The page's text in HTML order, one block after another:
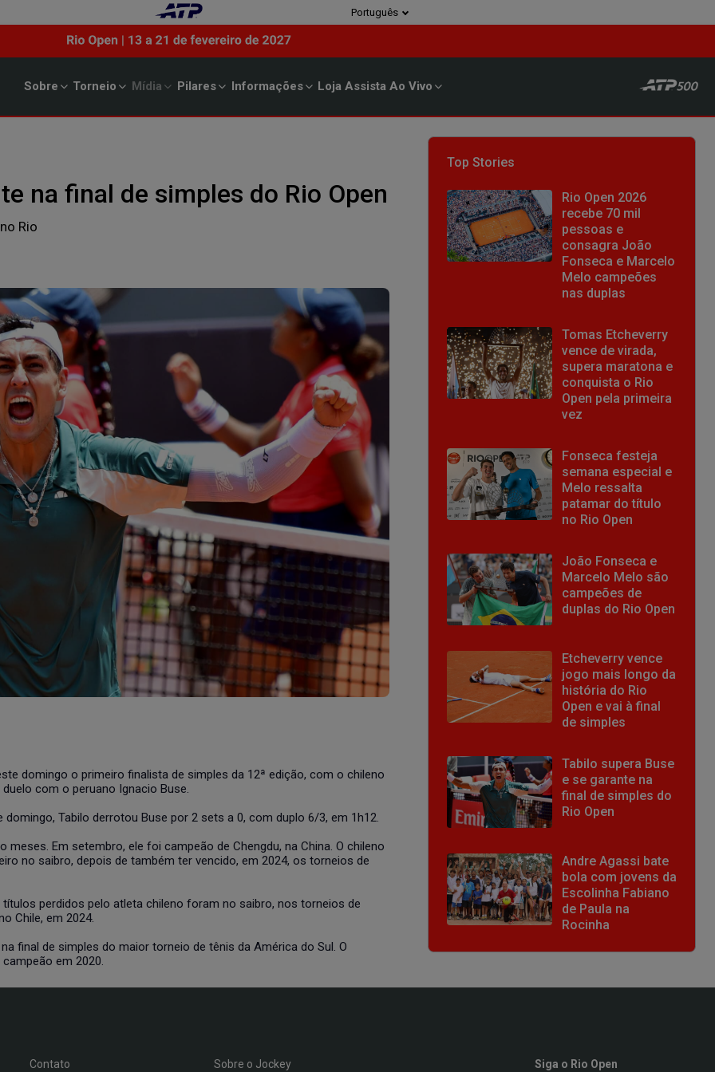
Português
Sobre Torneio Mídia Pilares Informações Loja Assista Ao Vivo
na final de simples do Rio Open
Rio
domingo o primeiro finalista de simples da 12ª edição, com o chileno
com o peruano Ignacio Buse.
domingo, Tabilo derrotou Buse por 2 sets a 0, com duplo 6/3, em 1h12.
meses. Em setembro, ele foi campeão de Chengdu, na China. O chileno
no saibro, depois de também ter vencido, em 2024, os torneios de
perdidos pelo atleta chileno foram no saibro, nos torneios de
Chile, em 2024.
final de simples do maior torneio de tênis da América do Sul. O
em 2020.
Top Stories
Rio Open 2026
recebe 70 mil
pessoas e
consagra João
Fonseca e Marcelo
Melo campeões
nas duplas
Tomas Etcheverry
vence de virada,
supera maratona e
conquista o Rio
Open pela primeira
vez
Fonseca festeja
semana especial e
Melo ressalta
patamar do título
no Rio Open
João Fonseca e
Marcelo Melo são
campeões de
duplas do Rio Open
Etcheverry vence
jogo mais longo da
história do Rio
Open e vai à final
de simples
Tabilo supera Buse
e se garante na
final de simples do
Rio Open
Andre Agassi bate
bola com jovens da
Escolinha Fabiano
de Paula na
Rocinha
Contato Sobre o Jockey Siga o Rio Open